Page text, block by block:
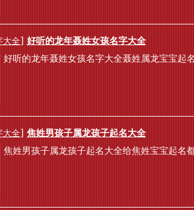
大全] 好听的龙年聂姓女孩名字大全
好听的龙年聂姓女孩名字大全聂姓属龙宝宝起
大全] 焦姓男孩子属龙孩子起名大全
焦姓男孩子属龙孩子起名大全给焦姓宝宝起名